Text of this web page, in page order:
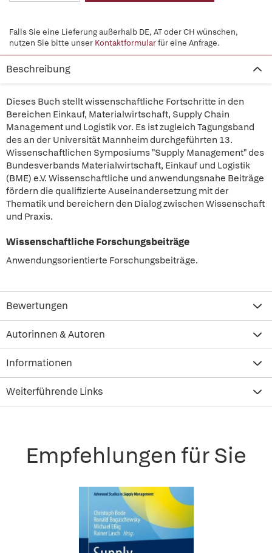
Falls Sie eine Lieferung außerhalb DE, AT oder CH wünschen,
nutzen Sie bitte unser Kontaktformularfür eine Anfrage.
Beschreibung
Dieses Buch stellt wissenschaftliche Fortschritte in den
Bereichen Einkauf, Materialwirtschaft, Supply Chain
Management und Logistik vor. Es ist zugleich Tagungsband
des an der Universität Mannheim durchgeführten 13.
Wissenschaftlichen Symposiums "Supply Management" des
Bundesverbands Materialwirtschaft, Einkauf und Logistik
(BME) e.V. Wissenschaftliche und anwendungsnahe Beiträge
fördern die qualifizierte Auseinandersetzung mit der
Thematik und bereichern den Dialog zwischen Wissenschaft
und Praxis.
Wissenschaftliche Forschungsbeiträge
Anwendungsorientierte Forschungsbeiträge.
Bewertungen
Autorinnen & Autoren
Informationen
Weiterführende Links
Empfehlungen für Sie